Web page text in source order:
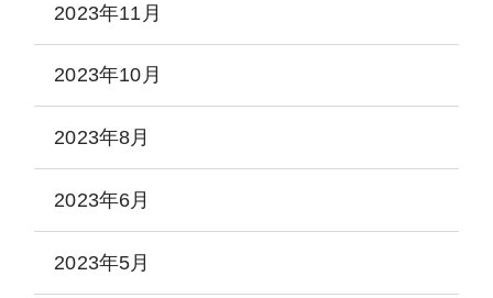
2023年11月
2023年10月
2023年8月
2023年6月
2023年5月